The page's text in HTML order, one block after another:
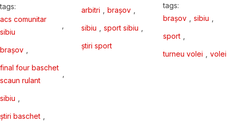
tags:
acs comunitar
sibiu
,
brașov
final four baschet
scaun rulant
,
sibiu
știri baschet
arbitri brașov
sibiu sport sibiu
știri sport
tags:
brașov
sibiu
sport
turneu volei volei